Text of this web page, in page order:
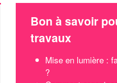
Bon à savoir
travaux
Mise en lumière :
?